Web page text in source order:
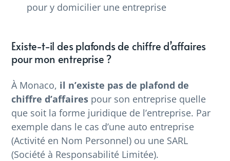
pour y domicilier une entreprise
Existe-t-il des plafonds de chiffre d’affaires
pour mon entreprise ?
À Monaco, il n’existe pas de plafond de
chiffre d’affaires pour son entreprise quelle
que soit la forme juridique de l’entreprise. Par
exemple dans le cas d’une auto entreprise
(Activité en Nom Personnel) ou une SARL
(Société à Responsabilité Limitée).